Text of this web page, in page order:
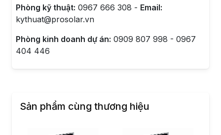
Phòng kỹ thuật: 0967 666 308 - Email:
kythuat@prosolar.vn
Phòng kinh doanh dự án: 0909 807 998 - 0967
404 446
Sản phẩm cùng thương hiệu